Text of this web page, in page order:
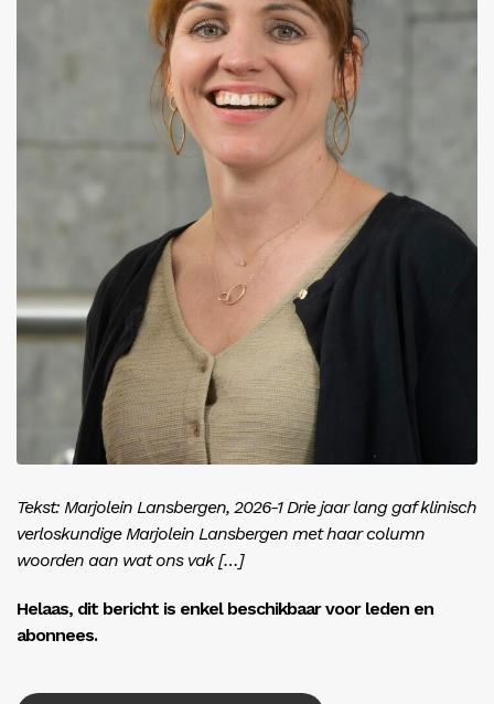
Tekst: Marjolein ­Lansbergen, 2026-1 Drie jaar lang gaf klinisch
verloskundige Marjolein Lansbergen met haar column
woorden aan wat ons vak […]
Helaas, dit bericht is enkel beschikbaar voor leden en
abonnees.